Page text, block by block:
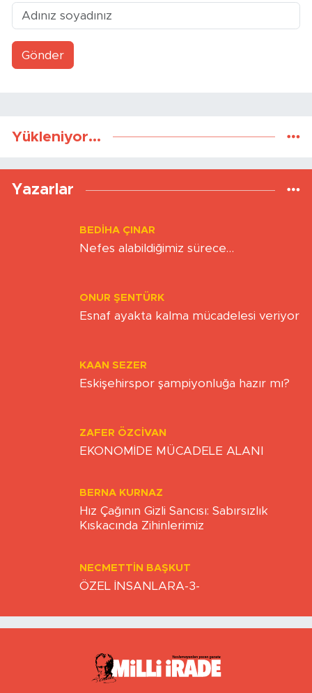
Gönder
Yükleniyor...
Yazarlar
BEDIHA ÇINAR
Nefes alabildiğimiz sürece…
ONUR ŞENTÜRK
Esnaf ayakta kalma mücadelesi veriyor
KAAN SEZER
Eskişehirspor şampiyonluğa hazır mı?
ZAFER ÖZCIVAN
EKONOMİDE MÜCADELE ALANI
BERNA KURNAZ
Hız Çağının Gizli Sancısı: Sabırsızlık
Kıskacında Zihinlerimiz
NECMETTIN BAŞKUT
ÖZEL İNSANLARA-3-